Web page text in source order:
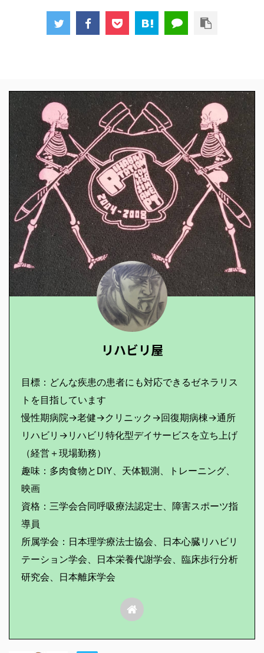
リハビリ屋
目標：どんな疾患の患者にも対応できるゼネラリス
トを目指しています
慢性期病院→老健→クリニック→回復期病棟→通所
リハビリ→リハビリ特化型デイサービスを立ち上げ
（経営＋現場勤務）
趣味：多肉食物とDIY、天体観測、トレーニング、
映画
資格：三学会合同呼吸療法認定士、障害スポーツ指
導員
所属学会：日本理学療法士協会、日本心臓リハビリ
テーション学会、日本栄養代謝学会、臨床歩行分析
研究会、日本離床学会